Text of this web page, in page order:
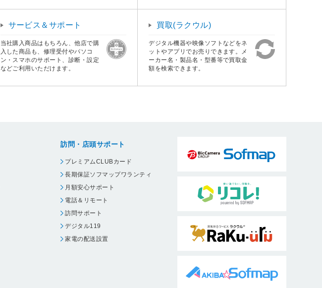
サービス＆サポート
当社購入商品はもちろん、他店で購
入した商品も、修理受付やパソコ
ン・スマホのサポート、診断・設定
などご利用いただけます。
買取(ラクウル)
デジタル機器や映像ソフトなどをネ
ットやアプリでお売りできます。メ
ーカー名・製品名・型番等で買取金
額を検索できます。
訪問・店頭サポート
プレミアムCLUBカード
長期保証ソフマップワランティ
月額安心サポート
電話＆リモート
訪問サポート
デジタル119
家電の配送設置